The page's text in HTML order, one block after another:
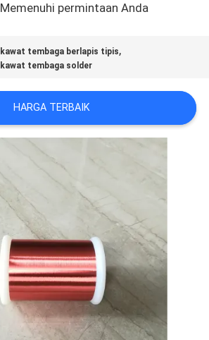
Memenuhi permintaan Anda
kawat tembaga berlapis tipis,
kawat tembaga solder
HARGA TERBAIK